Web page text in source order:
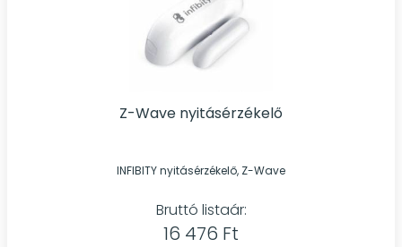
Z-Wave nyitásérzékelő
INFIBITY nyitásérzékelő, Z-Wave
Bruttó listaár:
16 476 Ft